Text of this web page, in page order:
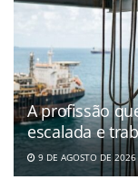
A profissão
escalada e
9 DE AGOSTO DE 2026